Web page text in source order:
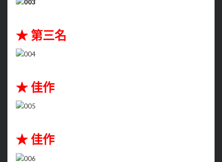
★ 第三名
★ 佳作
★ 佳作